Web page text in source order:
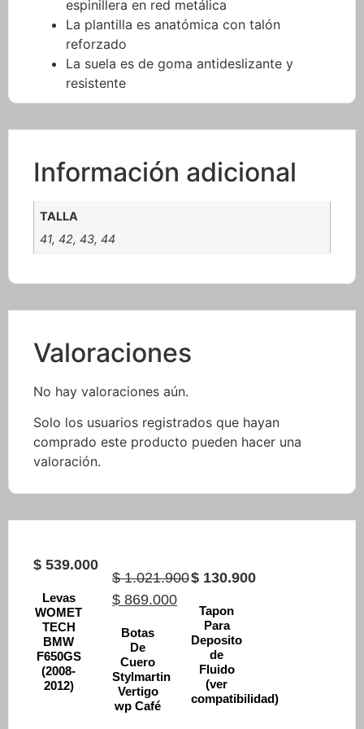
espinillera en red metálica
La plantilla es anatómica con talón
reforzado
La suela es de goma antideslizante y
resistente
Información adicional
TALLA
41, 42, 43, 44
Valoraciones
No hay valoraciones aún.
Solo los usuarios registrados que hayan
comprado este producto pueden hacer una
valoración.
$ 539.000
Levas
WOMET
TECH
BMW
F650GS
(2008-
2012)
$1.021.900
Original
was:
$ 1.021.900.
$ 869.000
price
is:
$ 869.000.
Botas
De
Cuero
Stylmartin
Vertigo
wp Café
$ 130.900
Tapon
Para
Deposito
de
Fluido
(ver
compatibilidad)